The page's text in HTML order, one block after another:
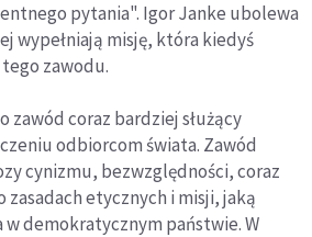
pytania". Igor Janke ubolewa
wypełniają misję, która kiedyś
zawodu.
zawód coraz bardziej służący
odbiorcom świata. Zawód
cynizmu, bezwzględności, coraz
zasadach etycznych i misji, jaką
w demokratycznym państwie. W